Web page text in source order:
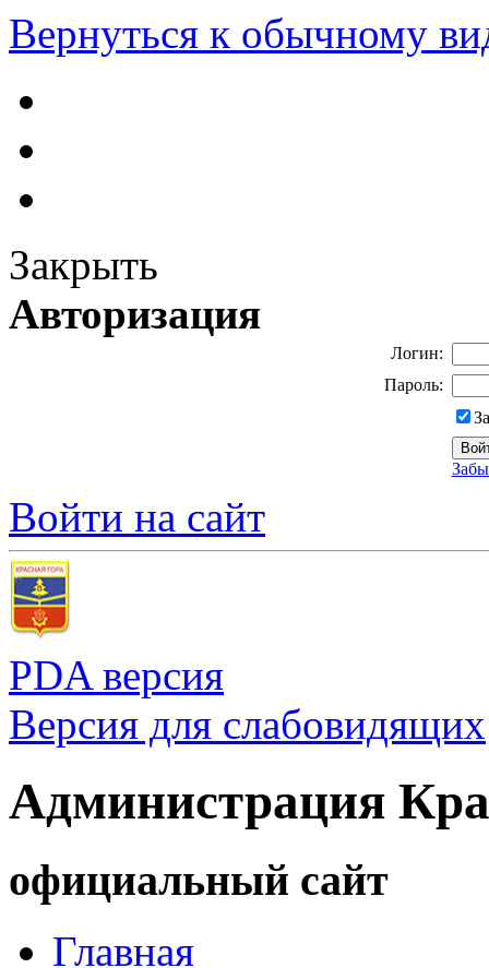
Вернуться к обычному
Закрыть
Авторизация
Логин:
Пароль:
Войти на сайт
PDA версия
Версия для слабовидящих
Администрация
официальный сайт
Главная